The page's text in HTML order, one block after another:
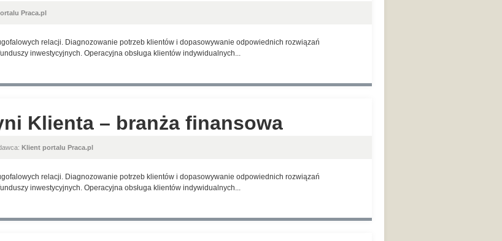
Praca.pl
relacji. Diagnozowanie potrzeb klientów i dopasowywanie odpowiednich rozwiązań
inwestycyjnych. Operacyjna obsługa klientów indywidualnych...
Klienta – branża finansowa
Klient portalu Praca.pl
relacji. Diagnozowanie potrzeb klientów i dopasowywanie odpowiednich rozwiązań
inwestycyjnych. Operacyjna obsługa klientów indywidualnych...